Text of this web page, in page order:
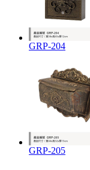
GRP-204
GRP-205